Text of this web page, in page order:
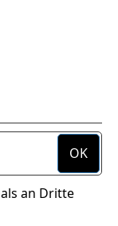
OK
an Dritte